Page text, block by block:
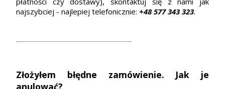
najszybciej - najlepiej telefonicznie: +48 577 343 323.
Złożyłem błędne zamówienie. Jak je
anulować?